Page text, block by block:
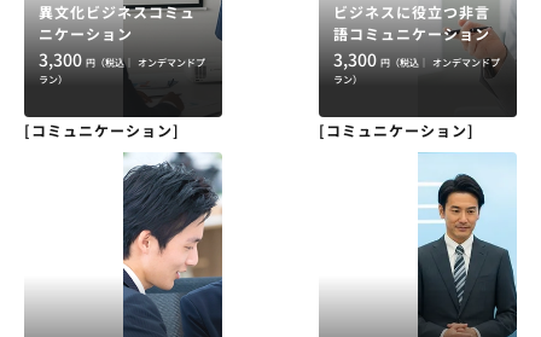
異文化ビジネスコミュ
ニケーション
3,300円（税込｜
オンデマンドプ
ラン）
ビジネスに役立つ非言
語コミュニケーション
3,300円（税込｜
オンデマンドプ
ラン）
[コミュニケーション] [コミュニケーション]